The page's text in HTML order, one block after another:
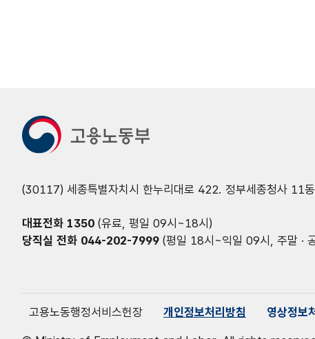
(30117) 세종특별자치시 한누리대로 422. 정부세종청사 11동
대표전화 1350 (유료, 평일 09시~18시)
당직실 전화 044-202-7999 (평일 18시~익일 09시, 주말 ·
고용노동행정서비스헌장 개인정보처리방침 영상정보